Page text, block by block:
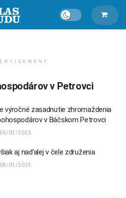
v Petrovci
výročné zasadnutie zhromaždenia
v Báčskom Petrovci
06/03/2025
aj naďalej v čele združenia
08/03/2023